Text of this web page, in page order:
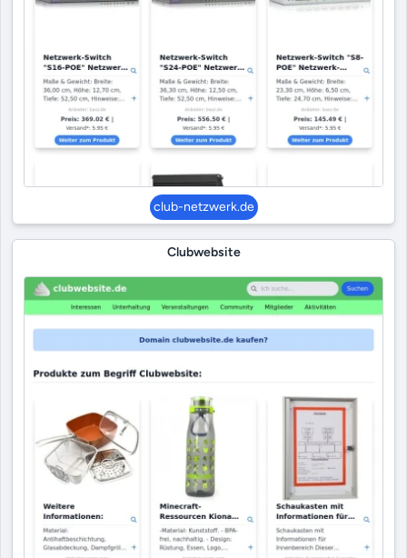
club-netzwerk.de
Clubwebsite